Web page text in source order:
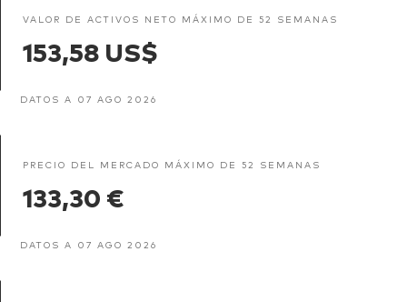
VALOR DE ACTIVOS NETO MÁXIMO DE 52 SEMANAS
153,58 US$
DATOS A 07 AGO 2026
PRECIO DEL MERCADO MÁXIMO DE 52 SEMANAS
133,30 €
DATOS A 07 AGO 2026